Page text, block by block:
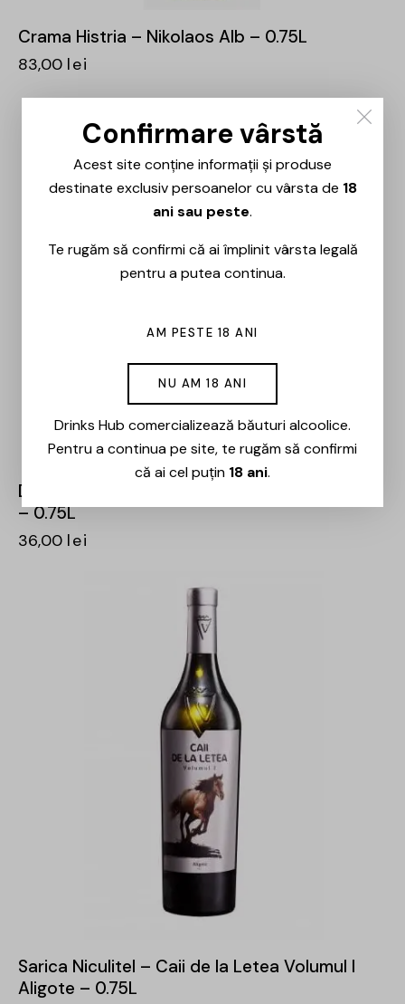
Crama Histria – Nikolaos Alb – 0.75L
83,00 lei
Domeniile Panciu – Riserva Băbească Neagră
– 0.75L
36,00 lei
Sarica Niculitel – Caii de la Letea Volumul I
Aligote – 0.75L
Confirmare vârstă
Acest site conține informații și produse
destinate exclusiv persoanelor cu vârsta de 18
ani sau peste.
Te rugăm să confirmi că ai împlinit vârsta legală
pentru a putea continua.
AM PESTE 18 ANI
NU AM 18 ANI
Drinks Hub comercializează băuturi alcoolice.
Pentru a continua pe site, te rugăm să confirmi
că ai cel puțin 18 ani.